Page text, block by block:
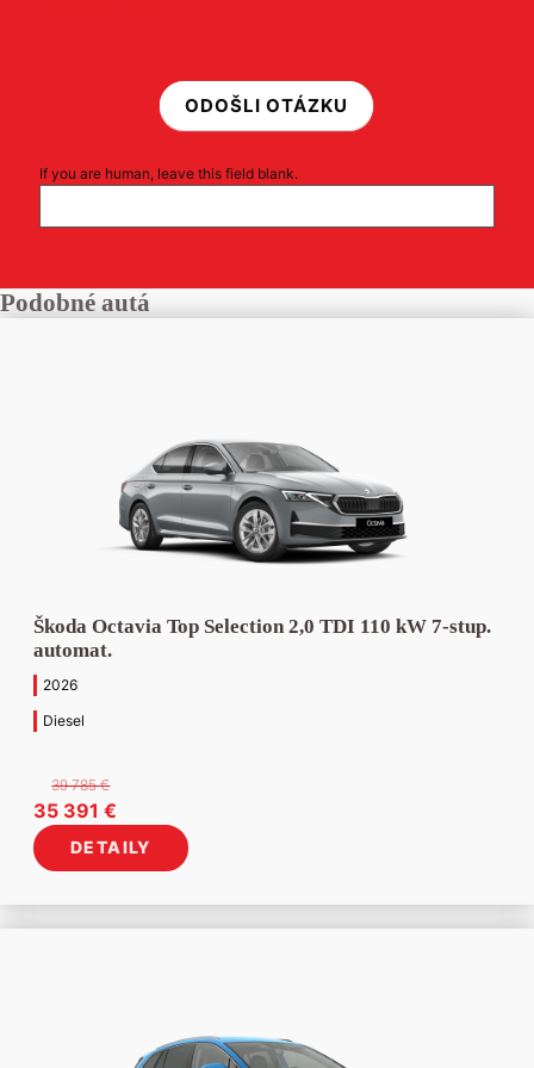
ODOŠLI OTÁZKU
If you are human, leave this field blank.
Podobné autá
Škoda Octavia Top Selection 2,0 TDI 110 kW 7-stup.
automat.
2026
Diesel
39 785€
Pôvodná
cena
bola:
785 €.
35 391 €Aktuálna
cena
je:
391 €.
DETAILY